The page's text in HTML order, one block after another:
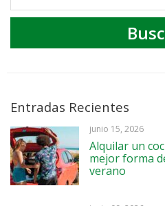
Entradas Recientes
junio 15, 2026
Alquilar un
mejor forma
verano